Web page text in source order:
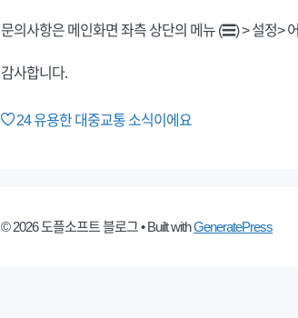
문의사항은 메인화면 좌측 상단의 메뉴 (☰) > 설정>
감사합니다.
24유용한 대중교통 소식이에요
© 2026 도플소프트 블로그• Built withGeneratePress